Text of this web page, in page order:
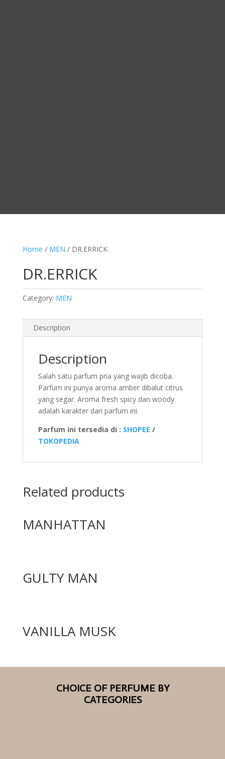
Home / MEN / DR.ERRICK
DR.ERRICK
Category: MEN
Description
Description
Salah satu parfum pria yang wajib dicoba.
Parfum ini punya aroma amber dibalut citrus
yang segar. Aroma fresh spicy dan woody
adalah karakter dari parfum ini.
Parfum ini tersedia di : SHOPEE /
TOKOPEDIA
Related products
MANHATTAN
GULTY MAN
VANILLA MUSK
CHOICE OF PERFUME BY
CATEGORIES